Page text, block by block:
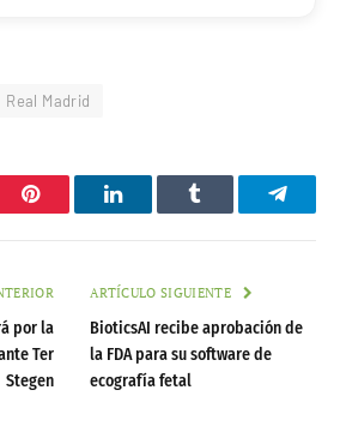
Real Madrid
Pinterest LinkedInTumblr
por la
Ter
Stegen
ARTÍCULO SIGUIENTE
BioticsAI recibe aprobación de
la FDA para su software de
ecografía fetal